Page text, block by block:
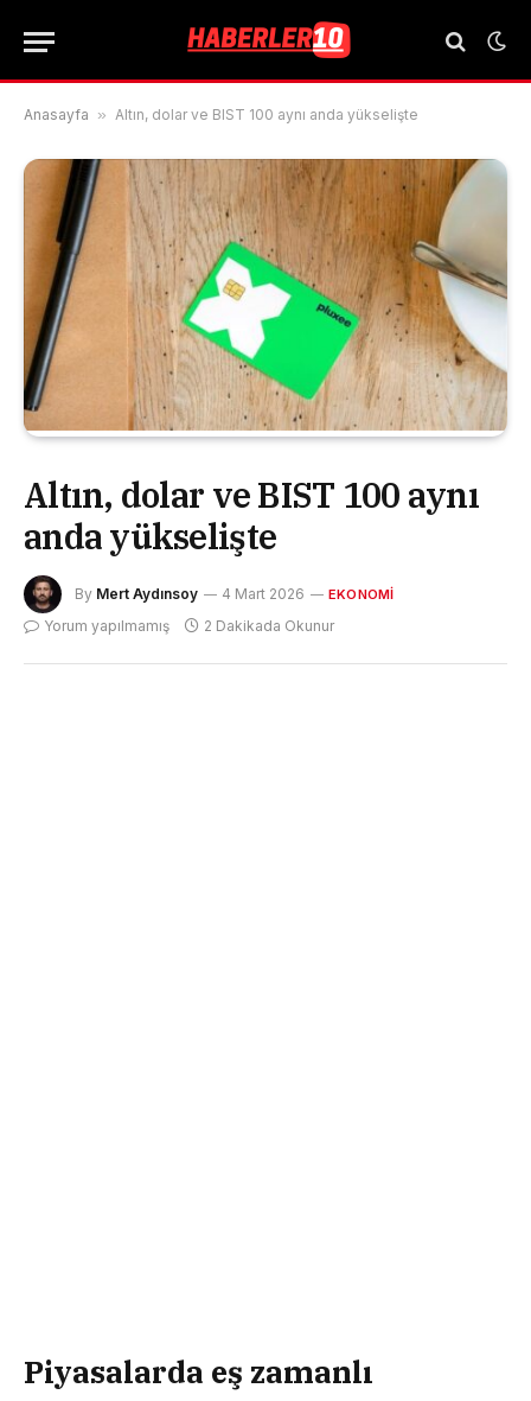
Anasayfa » Altın, dolar ve BIST 100 aynı anda yükselişte
Altın, dolar ve BIST 100 aynı
anda yükselişte
By Mert Aydınsoy 4 Mart 2026 EKONOMI
Yorum yapılmamış 2 Dakikada Okunur
Piyasalarda eş zamanlı